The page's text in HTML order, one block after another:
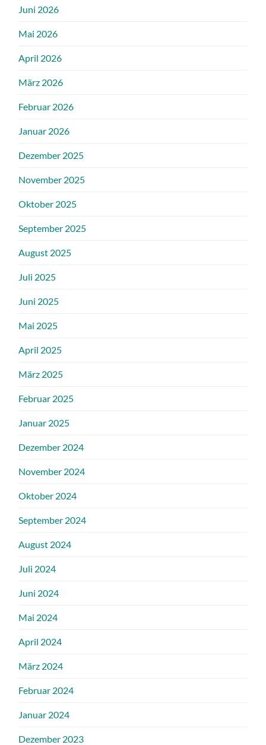
Juni 2026
Mai 2026
April 2026
März 2026
Februar 2026
Januar 2026
Dezember 2025
November 2025
Oktober 2025
September 2025
August 2025
Juli 2025
Juni 2025
Mai 2025
April 2025
März 2025
Februar 2025
Januar 2025
Dezember 2024
November 2024
Oktober 2024
September 2024
August 2024
Juli 2024
Juni 2024
Mai 2024
April 2024
März 2024
Februar 2024
Januar 2024
Dezember 2023